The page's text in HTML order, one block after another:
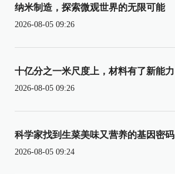
纳米制造，探索微观世界的无限可能
2026-08-05 09:26
十亿分之一米尺度上，材料有了新能力
2026-08-05 09:26
科学家找到生菜美味又营养的基因密码
2026-08-05 09:24